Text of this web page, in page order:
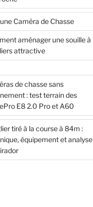
Caméra de Chasse
aménager une souille à
attractive
de chasse sans
: test terrain des
E8 2.0 Pro et A60
tiré à la course à 84m :
équipement et analyse